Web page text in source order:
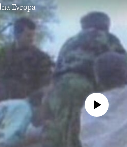
Evropa
No media source